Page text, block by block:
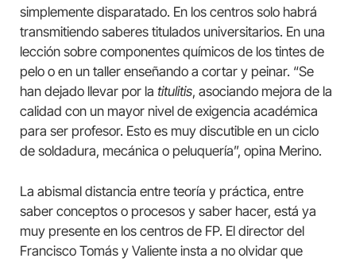
simplemente disparatado. En los centros solo habrá
transmitiendo saberes titulados universitarios. En una
lección sobre componentes químicos de los tintes de
pelo o en un taller enseñando a cortar y peinar. “Se
han dejado llevar por la titulitis, asociando mejora de la
calidad con un mayor nivel de exigencia académica
para ser profesor. Esto es muy discutible en un ciclo
de soldadura, mecánica o peluquería”, opina Merino.
La abismal distancia entre teoría y práctica, entre
saber conceptos o procesos y saber hacer, está ya
muy presente en los centros de FP. El director del
Francisco Tomás y Valiente insta a no olvidar que